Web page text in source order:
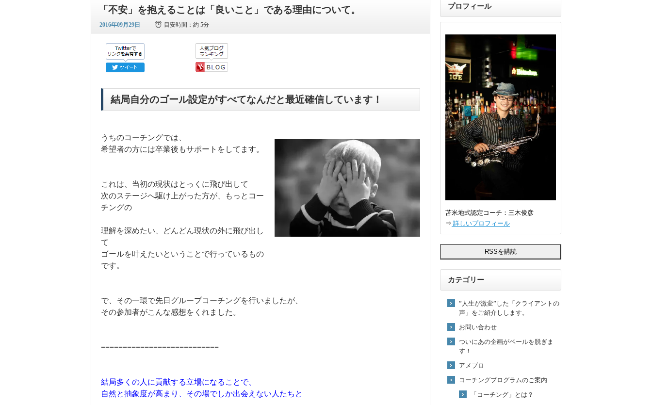
「不安」を抱えることは「良いこと」である理由について。
2016年09月29日 目安時間：約 5分
結局自分のゴール設定がすべてなんだと最近確信しています！
うちのコーチングでは、
希望者の方には卒業後もサポートをしてます。
これは、当初の現状はとっくに飛び出して
次のステージへ駆け上がった方が、もっとコー
チングの
理解を深めたい、どんどん現状の外に飛び出し
て
ゴールを叶えたいということで行っているもの
です。
で、その一環で先日グループコーチングを行いましたが、
その参加者がこんな感想をくれました。
===========================
結局多くの人に貢献する立場になることで、
自然と抽象度が高まり、その場でしか出会えない人たちと
プロフィール
苫米地式認定コーチ：三木俊彦
⇒ 詳しいプロフィール
カテゴリー
”人生が激変”した「クライアントの
声」をご紹介しします。
お問い合わせ
ついにあの企画がベールを脱ぎま
す！
アメブロ
コーチングプログラムのご案内
「コーチング」とは？